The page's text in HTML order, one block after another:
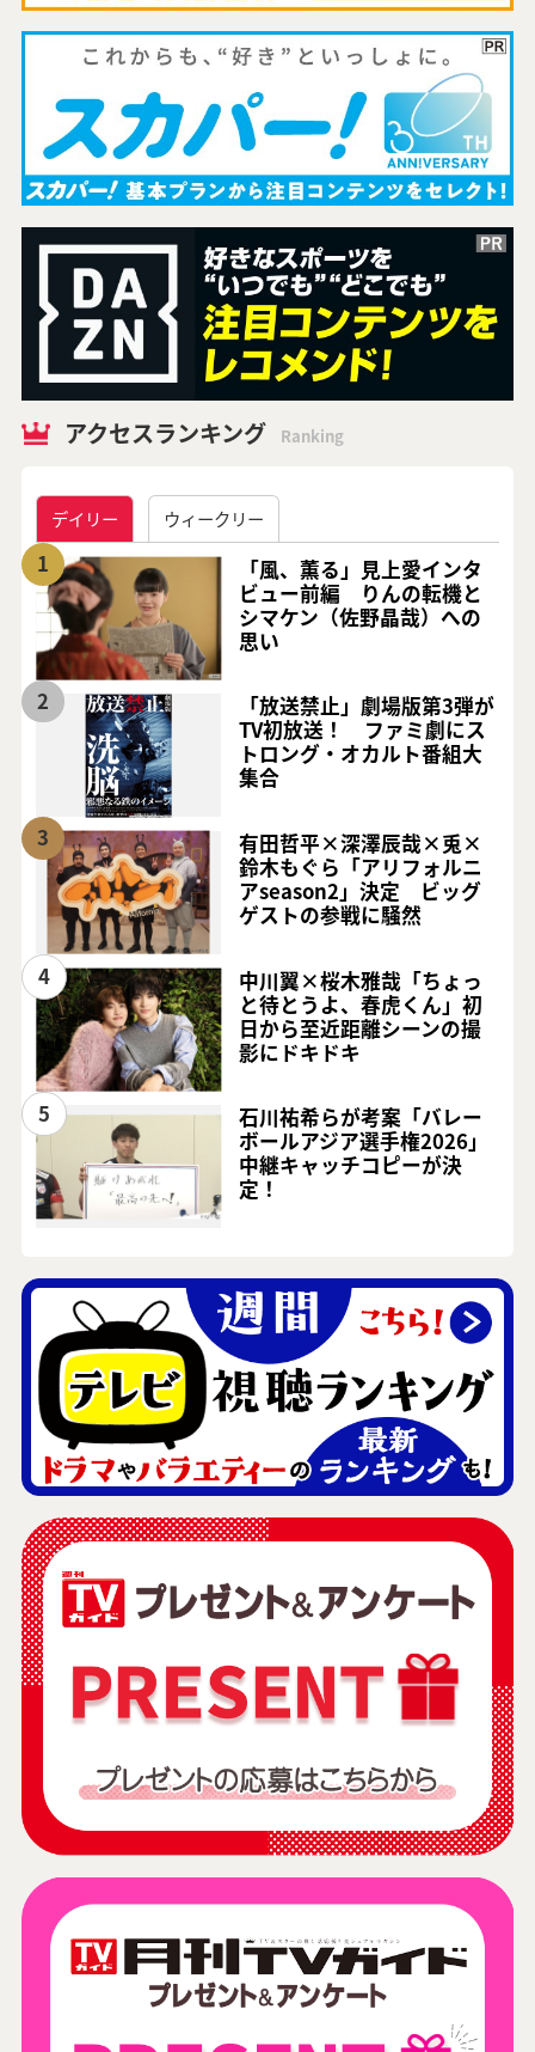
アクセスランキング Ranking
デイリー ウィークリー
1
「風、薫る」見上愛インタ
ビュー前編 りんの転機と
シマケン（佐野晶哉）への
思い
2
「放送禁止」劇場版第3弾が
TV初放送！ ファミ劇にス
トロング・オカルト番組大
集合
3
有田哲平×深澤辰哉×兎×
鈴木もぐら「アリフォルニ
アseason2」決定 ビッグ
ゲストの参戦に騒然
4
中川翼×桜木雅哉「ちょっ
と待とうよ、春虎くん」初
日から至近距離シーンの撮
影にドキドキ
5
石川祐希らが考案「バレー
ボールアジア選手権2026」
中継キャッチコピーが決
定！